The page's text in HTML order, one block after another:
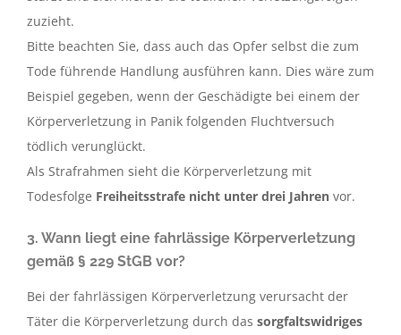
zuzieht.
Bitte beachten Sie, dass auch das Opfer selbst die zum
Tode führende Handlung ausführen kann. Dies wäre zum
Beispiel gegeben, wenn der Geschädigte bei einem der
Körperverletzung in Panik folgenden Fluchtversuch
tödlich verunglückt.
Als Strafrahmen sieht die Körperverletzung mit
Todesfolge Freiheitsstrafe nicht unter drei Jahren vor.
3. Wann liegt eine fahrlässige Körperverletzung
gemäß § 229 StGB vor?
Bei der fahrlässigen Körperverletzung verursacht der
Täter die Körperverletzung durch das sorgfaltswidriges